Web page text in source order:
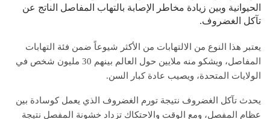
الحيوانية وبين زيادة مخاطر الإصابة بالتهاب المفاصل الناتج عن
تآكل الغضروف.
يعتبر هذا النوع من الالتهابات من الأكثر شيوعاً ضمن فئة التهابات
المفاصل، ويشكو منه ملايين حول العالم بينهم 30 مليون شخص في
الولايات المتحدة، ويصيب عادة كبار السن.
يحدث تآكل الغضروف نتيجة تورم الغضروف الذي يعمل كوسادة بين
عظام المفصل، ومع الوقت والاحتكاك تزداد خشونة المفصل نتيجة